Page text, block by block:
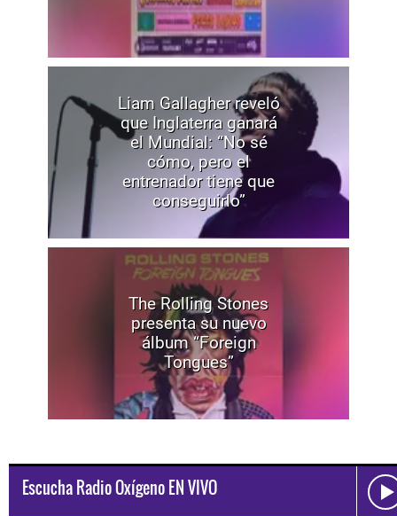
Liam Gallagher reveló
que Inglaterra ganará
el Mundial: “No sé
cómo, pero el
entrenador tiene que
conseguirlo”
The Rolling Stones
presenta su nuevo
álbum “Foreign
Tongues”
Escucha Radio Oxígeno EN VIVO